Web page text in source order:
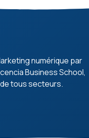
numérique par
Business School,
tous secteurs.